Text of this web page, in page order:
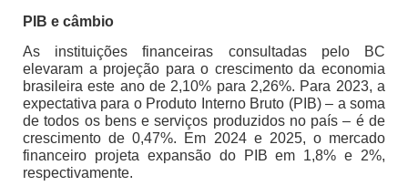
PIB e câmbio
As instituições financeiras consultadas pelo BC
elevaram a projeção para o crescimento da economia
brasileira este ano de 2,10% para 2,26%. Para 2023, a
expectativa para o Produto Interno Bruto (PIB) – a soma
de todos os bens e serviços produzidos no país – é de
crescimento de 0,47%. Em 2024 e 2025, o mercado
financeiro projeta expansão do PIB em 1,8% e 2%,
respectivamente.